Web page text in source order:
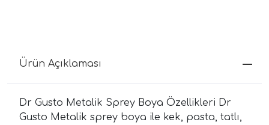
Ürün Açıklaması
Dr Gusto Metalik Sprey Boya Özellikleri Dr
Gusto Metalik sprey boya ile kek, pasta, tatlı,